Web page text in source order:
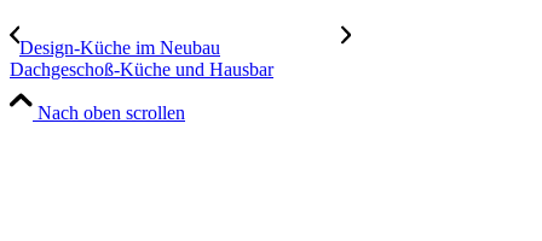
Design-Küche im Neubau
Dachgeschoß-Küche und Hausbar
Nach oben scrollen